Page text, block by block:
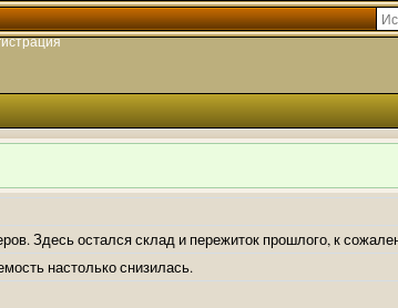
Здесь остался склад и пережиток прошлого, к
настолько снизилась.